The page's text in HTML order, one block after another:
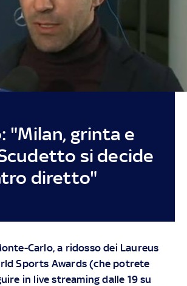
"Milan, grinta e
si decide
diretto"
Carlo, a ridosso dei Laureus
Sports Awards (che potrete
in live streaming dalle 19 su